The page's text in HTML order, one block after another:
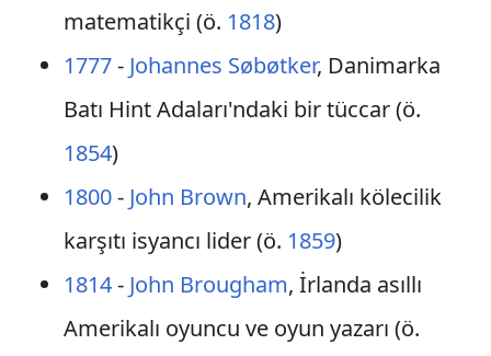
matematikçi (ö. 1818)
1777- Johannes Søbøtker, Danimarka
Batı Hint Adaları'ndaki bir tüccar (ö.
1854)
1800- John Brown, Amerikalı kölecilik
karşıtı isyancı lider (ö. 1859)
1814- John Brougham, İrlanda asıllı
Amerikalı oyuncu ve oyun yazarı (ö.